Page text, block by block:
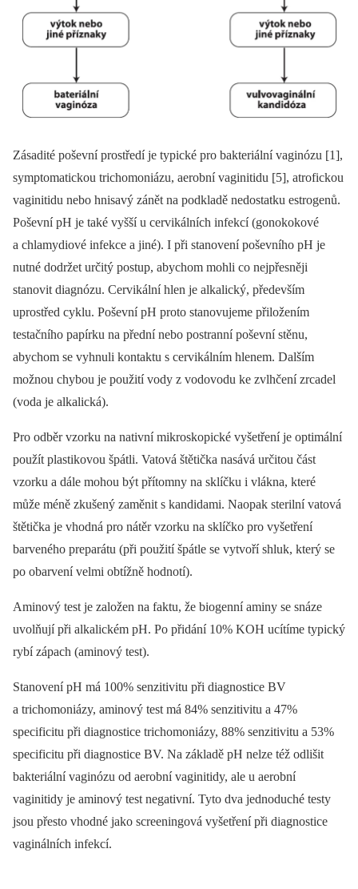
Zásadité poševní prostředí je typické pro bakteriální vaginózu [1],
symptomatickou trichomoniázu, aerobní vaginitidu [5], atrofickou
vaginitidu nebo hnisavý zánět na podkladě nedostatku estrogenů.
Poševní pH je také vyšší u cervikálních infekcí (gonokokové
a chlamydiové infekce a jiné). I při stanovení poševního pH je
nutné dodržet určitý postup, abychom mohli co nejpřesněji
stanovit diagnózu. Cervikální hlen je alkalický, především
uprostřed cyklu. Poševní pH proto stanovujeme přiložením
testačního papírku na přední nebo postranní poševní stěnu,
abychom se vyhnuli kontaktu s cervikálním hlenem. Dalším
možnou chybou je použití vody z vodovodu ke zvlhčení zrcadel
(voda je alkalická).
Pro odběr vzorku na nativní mikroskopické vyšetření je optimální
použít plastikovou špátli. Vatová štětička nasává určitou část
vzorku a dále mohou být přítomny na sklíčku i vlákna, které
může méně zkušený zaměnit s kandidami. Naopak sterilní vatová
štětička je vhodná pro nátěr vzorku na sklíčko pro vyšetření
barveného preparátu (při použití špátle se vytvoří shluk, který se
po obarvení velmi obtížně hodnotí).
Aminový test je založen na faktu, že biogenní aminy se snáze
uvolňují při alkalickém pH. Po přidání 10% KOH ucítíme typický
rybí zápach (aminový test).
Stanovení pH má 100% senzitivitu při diagnostice BV
a trichomoniázy, aminový test má 84% senzitivitu a 47%
specificitu při diagnostice trichomoniázy, 88% senzitivitu a 53%
specificitu při diagnostice BV. Na základě pH nelze též odlišit
bakteriální vaginózu od aerobní vaginitidy, ale u aerobní
vaginitidy je aminový test negativní. Tyto dva jednoduché testy
jsou přesto vhodné jako screeningová vyšetření při diagnostice
vaginálních infekcí.